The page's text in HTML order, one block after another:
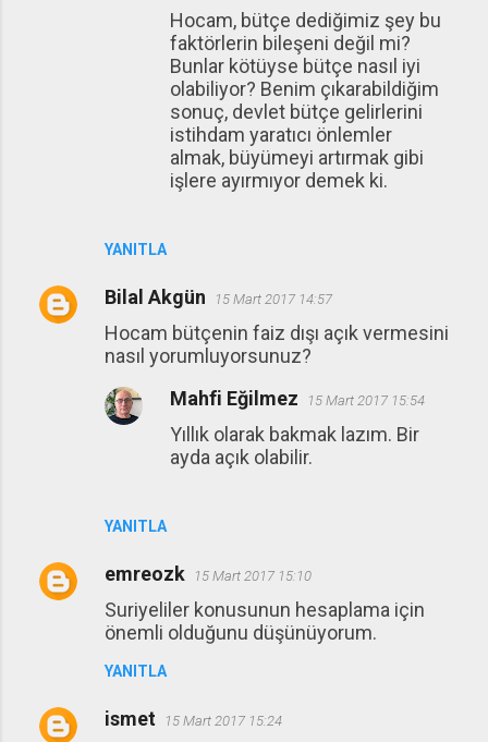
YANITLA
Hocam, bütçe dediğimiz şey bu
faktörlerin bileşeni değil mi?
Bunlar kötüyse bütçe nasıl iyi
olabiliyor? Benim çıkarabildiğim
sonuç, devlet bütçe gelirlerini
istihdam yaratıcı önlemler
almak, büyümeyi artırmak gibi
işlere ayırmıyor demek ki.
Bilal Akgün 15 Mart 2017 14:57
Hocam bütçenin faiz dışı açık vermesini
nasıl yorumluyorsunuz?
YANITLA
Mahfi Eğilmez 15 Mart 2017 15:54
Yıllık olarak bakmak lazım. Bir
ayda açık olabilir.
emreozk 15 Mart 2017 15:10
Suriyeliler konusunun hesaplama için
önemli olduğunu düşünüyorum.
YANITLA
ismet 15 Mart 2017 15:24